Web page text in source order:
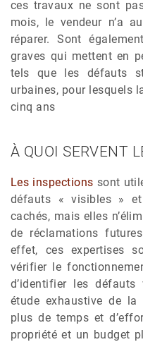
ces travaux ne sont
mois, le vendeur n’a
réparer. Sont
graves qui mettent en
tels que les défauts
urbaines, pour lesquels
cinq ans
À QUOI SERVENT
Les inspections sont
défauts « visibles » et
cachés, mais elles
de réclamations
effet, ces expertises
vérifier le
d’identifier les
étude exhaustive de la
plus de temps et
propriété et un budget